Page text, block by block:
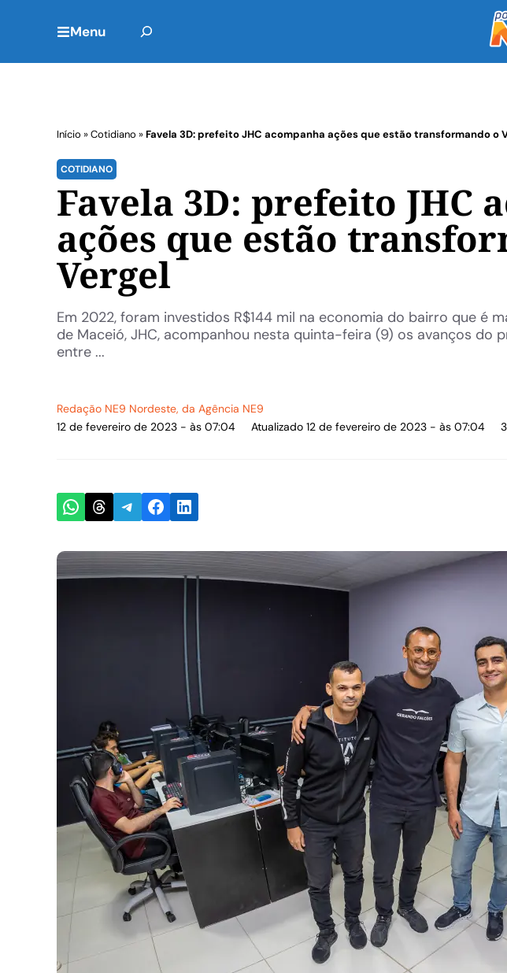
Menu
Início »Cotidiano »Favela 3D: prefeito JHC acompanha ações que estão transformando o
COTIDIANO
Favela 3D: prefeito JHC
ações que estão
Vergel
Em 2022, foram investidos R$144 mil na economia do bairro que é
de Maceió, JHC, acompanhou nesta quinta-feira (9) os avanços do
entre ...
Redação NE9 Nordeste, da Agência NE9
12 de fevereiro de 2023 - às 07:04
Atualizado 12 de fevereiro de 2023 - às 07:04
Share on WhatsApp
Share on Threads
Share on Telegram
Share on Facebook
Share on LinkedIn